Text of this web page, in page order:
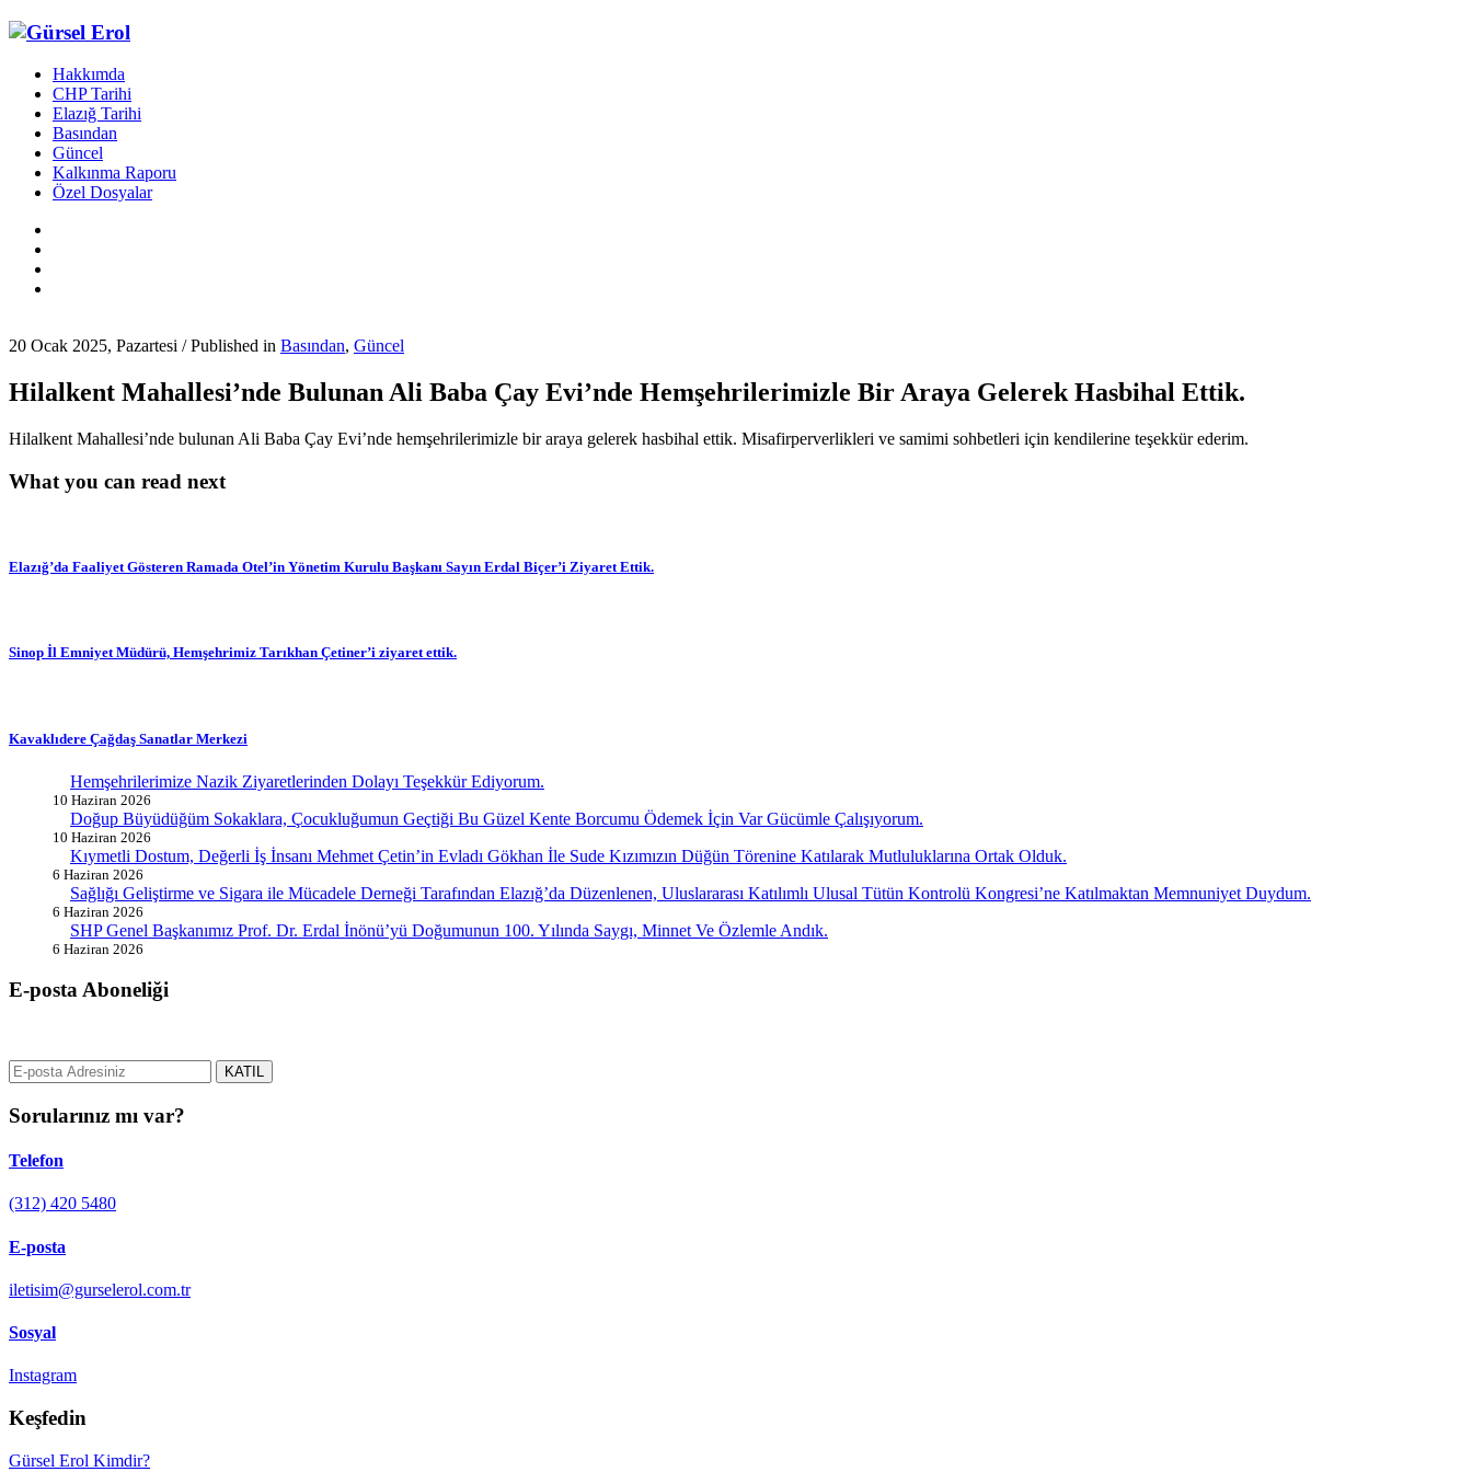
Hakkımda
CHP Tarihi
Elazığ Tarihi
Basından
Güncel
Kalkınma Raporu
Özel Dosyalar
20 Ocak 2025, Pazartesi /Published in Basından, Güncel
Hilalkent Mahallesi’nde Bulunan Ali Baba Çay Evi’nde Hemşehrilerimizle Bir Araya Gelerek Hasbihal Ettik.
Hilalkent Mahallesi’nde bulunan Ali Baba Çay Evi’nde hemşehrilerimizle bir araya gelerek hasbihal ettik. Misafirperverlikleri ve samimi sohbetleri için kendilerine teşekkür ederim.
What you can read next
Elazığ’da Faaliyet Gösteren Ramada Otel’in Yönetim Kurulu Başkanı Sayın Erdal Biçer’i Ziyaret Ettik.
Sinop İl Emniyet Müdürü, Hemşehrimiz Tarıkhan Çetiner’i ziyaret ettik.
Kavaklıdere Çağdaş Sanatlar Merkezi
Hemşehrilerimize Nazik Ziyaretlerinden Dolayı Teşekkür Ediyorum.
10 Haziran 2026
Doğup Büyüdüğüm Sokaklara, Çocukluğumun Geçtiği Bu Güzel Kente Borcumu Ödemek İçin Var Gücümle Çalışıyorum.
10 Haziran 2026
Kıymetli Dostum, Değerli İş İnsanı Mehmet Çetin’in Evladı Gökhan İle Sude Kızımızın Düğün Törenine Katılarak Mutluluklarına Ortak Olduk.
6 Haziran 2026
Sağlığı Geliştirme ve Sigara ile Mücadele Derneği Tarafından Elazığ’da Düzenlenen, Uluslararası Katılımlı Ulusal Tütün Kontrolü Kongresi’ne Katılmaktan Memnuniyet Duydum.
6 Haziran 2026
SHP Genel Başkanımız Prof. Dr. Erdal İnönü’yü Doğumunun 100. Yılında Saygı, Minnet Ve Özlemle Andık.
6 Haziran 2026
E-posta Aboneliği
KATIL
Sorularınız mı var?
Telefon
(312) 420 5480
E-posta
iletisim@gurselerol.com.tr
Sosyal
Instagram
Keşfedin
Gürsel Erol Kimdir?